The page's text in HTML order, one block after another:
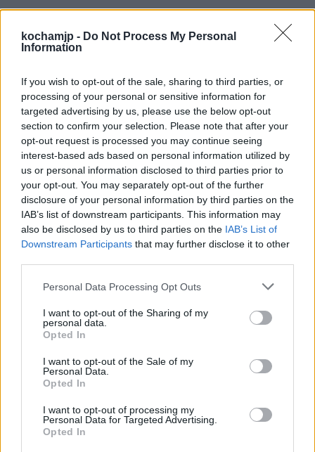
kochamjp - Do Not Process My Personal
Information
If you wish to opt-out of the sale, sharing to third parties, or
processing of your personal or sensitive information for
targeted advertising by us, please use the below opt-out
section to confirm your selection. Please note that after your
opt-out request is processed you may continue seeing
interest-based ads based on personal information utilized by
us or personal information disclosed to third parties prior to
your opt-out. You may separately opt-out of the further
disclosure of your personal information by third parties on the
IAB’s list of downstream participants. This information may
also be disclosed by us to third parties on the IAB’s List of
Downstream Participants that may further disclose it to other
Personal Data Processing Opt Outs
I want to opt-out of the Sharing of my
personal data.
Opted In
I want to opt-out of the Sale of my
Personal Data.
Opted In
I want to opt-out of processing my
Personal Data for Targeted Advertising.
Opted In
W błędnym przekonaniu o sobie samym tkwił
równieżKordian, tytułowy bohater
legendarnego dramatu autorstwa Juliusza
Słowackiego. Po duchowej przemianie
doświadczonej na górze Mount Blanc,
uwierzył, że jest w stanie samodzielnie
walczyć o niepodległość Polski i wyzwolić
swój kraj. Gdy zawiódł się na warszawskich
konspiratorach, postanowił w pojedynkę
dokonać zamachu na cara, wierząc, że w ten
sposób uwolni swój kraj. Był przekonany, że
wziął jednak pod uwagę, że czym innym jest